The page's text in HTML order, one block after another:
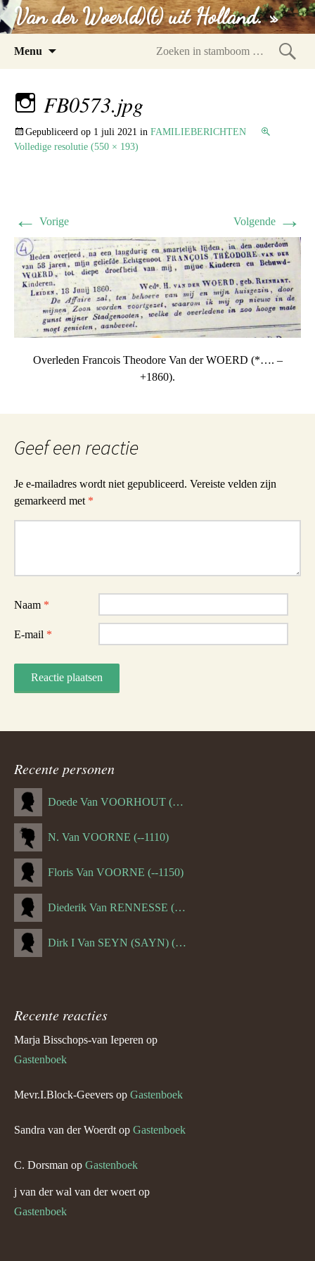
Van der Woer(d)(t) uit Holland. »
Menu
FB0573.jpg
Gepubliceerd op 1 juli 2021 in FAMILIEBERICHTEN
Volledige resolutie (550 × 193)
← Vorige Volgende →
Overleden Francois Theodore Van der WOERD (*…. –
+1860).
Geef een reactie
Je e-mailadres wordt niet gepubliceerd. Vereiste velden zijn
gemarkeerd met *
Naam *
E-mail *
Recente personen
Doede Van VOORHOUT (Van FORNEHOLT) (--1101)
N. Van VOORNE (--1110)
Floris Van VOORNE (--1150)
Diederik Van RENNESSE (--1144)
Dirk I Van SEYN (SAYN) (--1120)
Recente reacties
Marja Bisschops-van Ieperen op
Gastenboek
Mevr.I.Block-Geevers op Gastenboek
Sandra van der Woerdt op Gastenboek
C. Dorsman op Gastenboek
j van der wal van der woert op
Gastenboek